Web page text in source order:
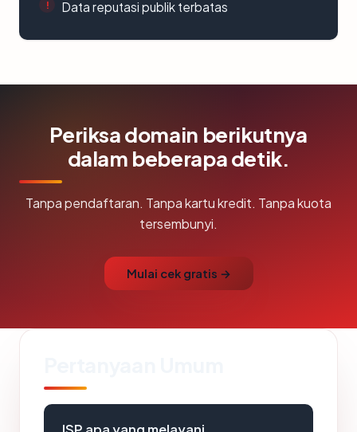
Data reputasi publik terbatas
Periksa domain berikutnya
dalam beberapa detik.
Tanpa pendaftaran. Tanpa kartu kredit. Tanpa kuota
tersembunyi.
Mulai cek gratis →